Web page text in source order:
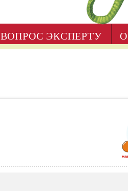
ВОПРОС ЭКСПЕРТУ